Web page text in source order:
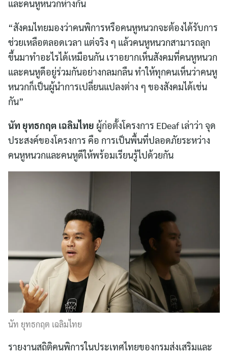
และคนหูหนวกห่างกัน
“สังคมไทยมองว่าคนพิการหรือคนหูหนวกจะต้องได้รับการ
ช่วยเหลือตลอดเวลา แต่จริง ๆ แล้วคนหูหนวกสามารถลุก
ขึ้นมาทำอะไรได้เหมือนกัน เราอยากเห็นสังคมที่คนหูหนวก
และคนหูดีอยู่ร่วมกันอย่างกลมกลืน ทำให้ทุกคนเห็นว่าคนหู
หนวกก็เป็นผู้นำการเปลี่ยนแปลงต่าง ๆ ของสังคมได้เช่น
กัน”
นัท ยุทธกฤต เฉลิมไทย ผู้ก่อตั้งโครงการ EDeaf เล่าว่า จุด
ประสงค์ของโครงการ คือ การเป็นพื้นที่ปลอดภัยระหว่าง
คนหูหนวกและคนหูดีให้พร้อมเรียนรู้ไปด้วยกัน
นัท ยุทธกฤต เฉลิมไทย
รายงานสถิติคนพิการในประเทศไทยของกรมส่งเสริมและ